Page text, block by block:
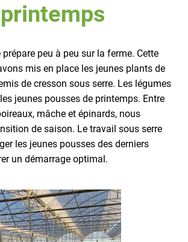
printemps
peu à peu sur la ferme. Cette
mis en place les jeunes plants de
de cresson sous serre. Les légumes
jeunes pousses de printemps. Entre
mâche et épinards, nous
de saison. Le travail sous serre
les jeunes pousses des derniers
un démarrage optimal.